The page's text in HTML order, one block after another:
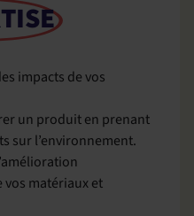
impacts de vos
un produit en prenant
sur l’environnement.
matériaux et